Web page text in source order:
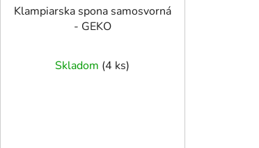
o
Klampiarska spona samosvorná
- GEKO
Skladom (4 ks)